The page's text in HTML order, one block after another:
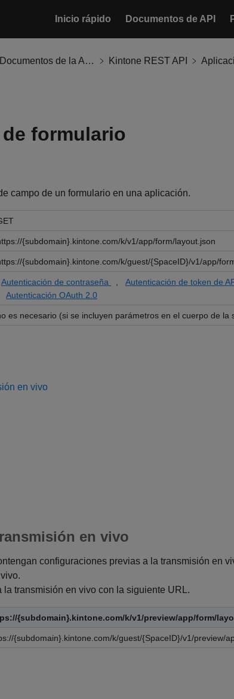
Inicio rápido Documentos de API
Documentos de la API de Kintone Kintone REST API
formulario
campo de un formulario en una aplicación.
{subdomain}.kintone.com/k/v1/app/form/layout.json
{subdomain}.kintone.com/k/guest/{SpaceID}/v1/app/
Autenticación de contraseña
Autenticación de token de
Autenticación OAuth 2.0
es necesario (si se incluyen parámetros en el cuerpo de la
en vivo
en vivo
configuraciones previas a la transmisión en
transmisión en vivo con la siguiente URL.
{subdomain}.kintone.com/k/v1/preview/app/form/
{subdomain}.kintone.com/k/guest/{SpaceID}/v1/preview/